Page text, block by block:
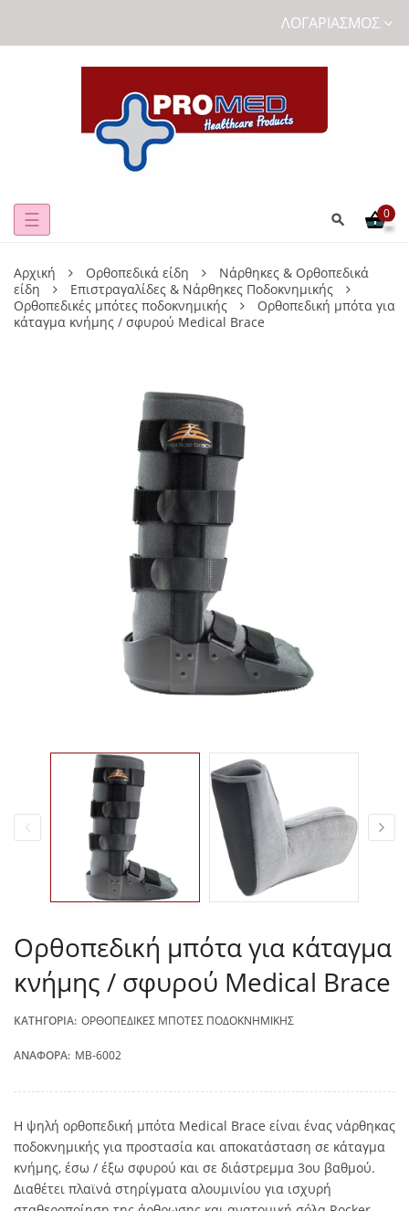
ΛΟΓΑΡΙΑΣΜΌΣ
Toggle
☰ 0
Αρχική Ορθοπεδικά είδη
Νάρθηκες & Ορθοπεδικά
είδη
Επιστραγαλίδες & Νάρθηκες Ποδοκνημικής
Ορθοπεδικές μπότες ποδοκνημικής
Ορθοπεδική μπότα για
κάταγμα κνήμης / σφυρού Medical Brace
Ορθοπεδική μπότα για κάταγμα
κνήμης / σφυρού Medical Brace
ΚΑΤΗΓΟΡΊΑ: ΟΡΘΟΠΕΔΙΚΈΣ ΜΠΌΤΕΣ ΠΟΔΟΚΝΗΜΙΚΉΣ
ΑΝΑΦΟΡΆ: MB-6002
Η ψηλή ορθοπεδική μπότα Medical Brace είναι ένας νάρθηκας
ποδοκνημικής για προστασία και αποκατάσταση σε κάταγμα
κνήμης, έσω / έξω σφυρού και σε διάστρεμμα 3ου βαθμού.
Διαθέτει πλαϊνά στηρίγματα αλουμινίου για ισχυρή